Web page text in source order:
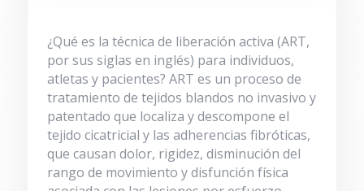
¿Qué es la técnica de liberación activa (ART,
por sus siglas en inglés) para individuos,
atletas y pacientes? ART es un proceso de
tratamiento de tejidos blandos no invasivo y
patentado que localiza y descompone el
tejido cicatricial y las adherencias fibróticas,
que causan dolor, rigidez, disminución del
rango de movimiento y disfunción física